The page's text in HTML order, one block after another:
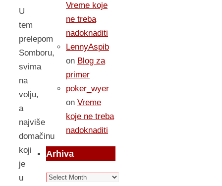
U
tem
prelepom
Somboru,
svima
na
volju,
a
najviše
domačinu
koji
je
u
Vreme koje
ne treba
nadoknaditi
LennyAspib
on Blog za
primer
poker_wyer
on Vreme
koje ne treba
nadoknaditi
Arhiva
Arhiva